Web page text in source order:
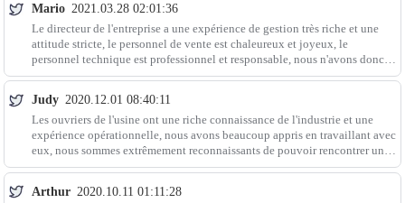
Mario 2021.03.28 02:01:36
Le directeur de l'entreprise a une expérience de gestion très riche et une
attitude stricte, le personnel de vente est chaleureux et joyeux, le
personnel technique est professionnel et responsable, nous n'avons donc
aucun souci à nous faire concernant le produit, un bon fabricant.
Judy 2020.12.01 08:40:11
Les ouvriers de l'usine ont une riche connaissance de l'industrie et une
expérience opérationnelle, nous avons beaucoup appris en travaillant avec
eux, nous sommes extrêmement reconnaissants de pouvoir rencontrer une
bonne entreprise qui a une excellente
Arthur 2020.10.11 01:11:28